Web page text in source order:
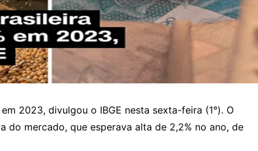
2023, divulgou o IBGE nesta sexta-feira (1°). O
do mercado, que esperava alta de 2,2% no ano, de